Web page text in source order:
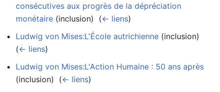
consécutives aux progrès de la dépréciation
monétaire (inclusion) ‎ (← liens)
Ludwig von Mises:L'École autrichienne (inclusion) ‎
(← liens)
Ludwig von Mises:L'Action Humaine : 50 ans après
(inclusion) ‎ (← liens)